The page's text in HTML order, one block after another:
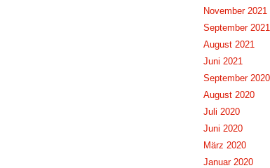
November 2021
September 2021
August 2021
Juni 2021
September 2020
August 2020
Juli 2020
Juni 2020
März 2020
Januar 2020